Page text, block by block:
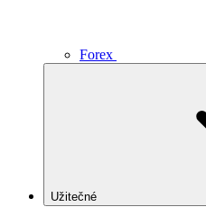
Forex
Užitečné